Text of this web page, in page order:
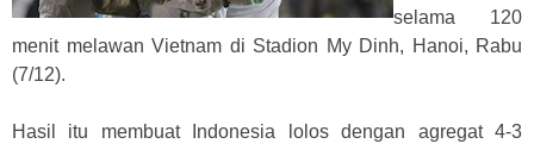
selama 120
menit melawan Vietnam di Stadion My Dinh, Hanoi, Rabu
(7/12).
Hasil itu membuat Indonesia lolos dengan agregat 4-3